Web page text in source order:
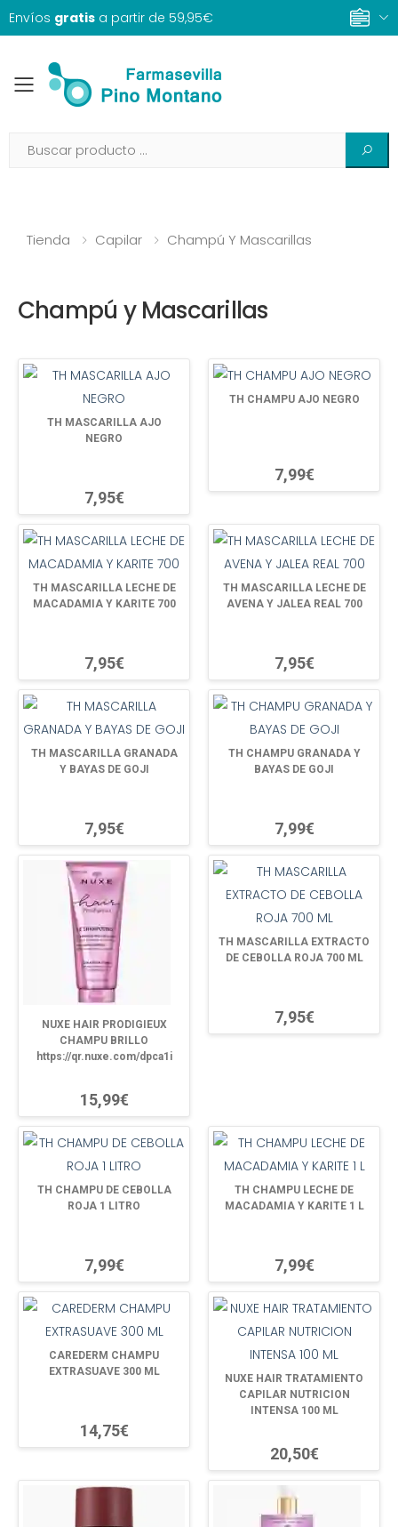
Envíos gratis a partir de 59,95€
Toggle mobile menu
Tienda Capilar Champú Y Mascarillas
Champú y Mascarillas
TH MASCARILLA AJO
NEGRO
7,95€
TH CHAMPU AJO NEGRO
7,99€
TH MASCARILLA LECHE DE
MACADAMIA Y KARITE 700
7,95€
TH MASCARILLA LECHE DE
AVENA Y JALEA REAL 700
7,95€
TH MASCARILLA GRANADA
Y BAYAS DE GOJI
7,95€
TH CHAMPU GRANADA Y
BAYAS DE GOJI
7,99€
NUXE HAIR PRODIGIEUX
CHAMPU BRILLO
https://qr.nuxe.com/dpca1i
15,99€
TH MASCARILLA EXTRACTO
DE CEBOLLA ROJA 700 ML
7,95€
TH CHAMPU DE CEBOLLA
ROJA 1 LITRO
7,99€
TH CHAMPU LECHE DE
MACADAMIA Y KARITE 1 L
7,99€
CAREDERM CHAMPU
EXTRASUAVE 300 ML
14,75€
NUXE HAIR TRATAMIENTO
CAPILAR NUTRICION
INTENSA 100 ML
20,50€